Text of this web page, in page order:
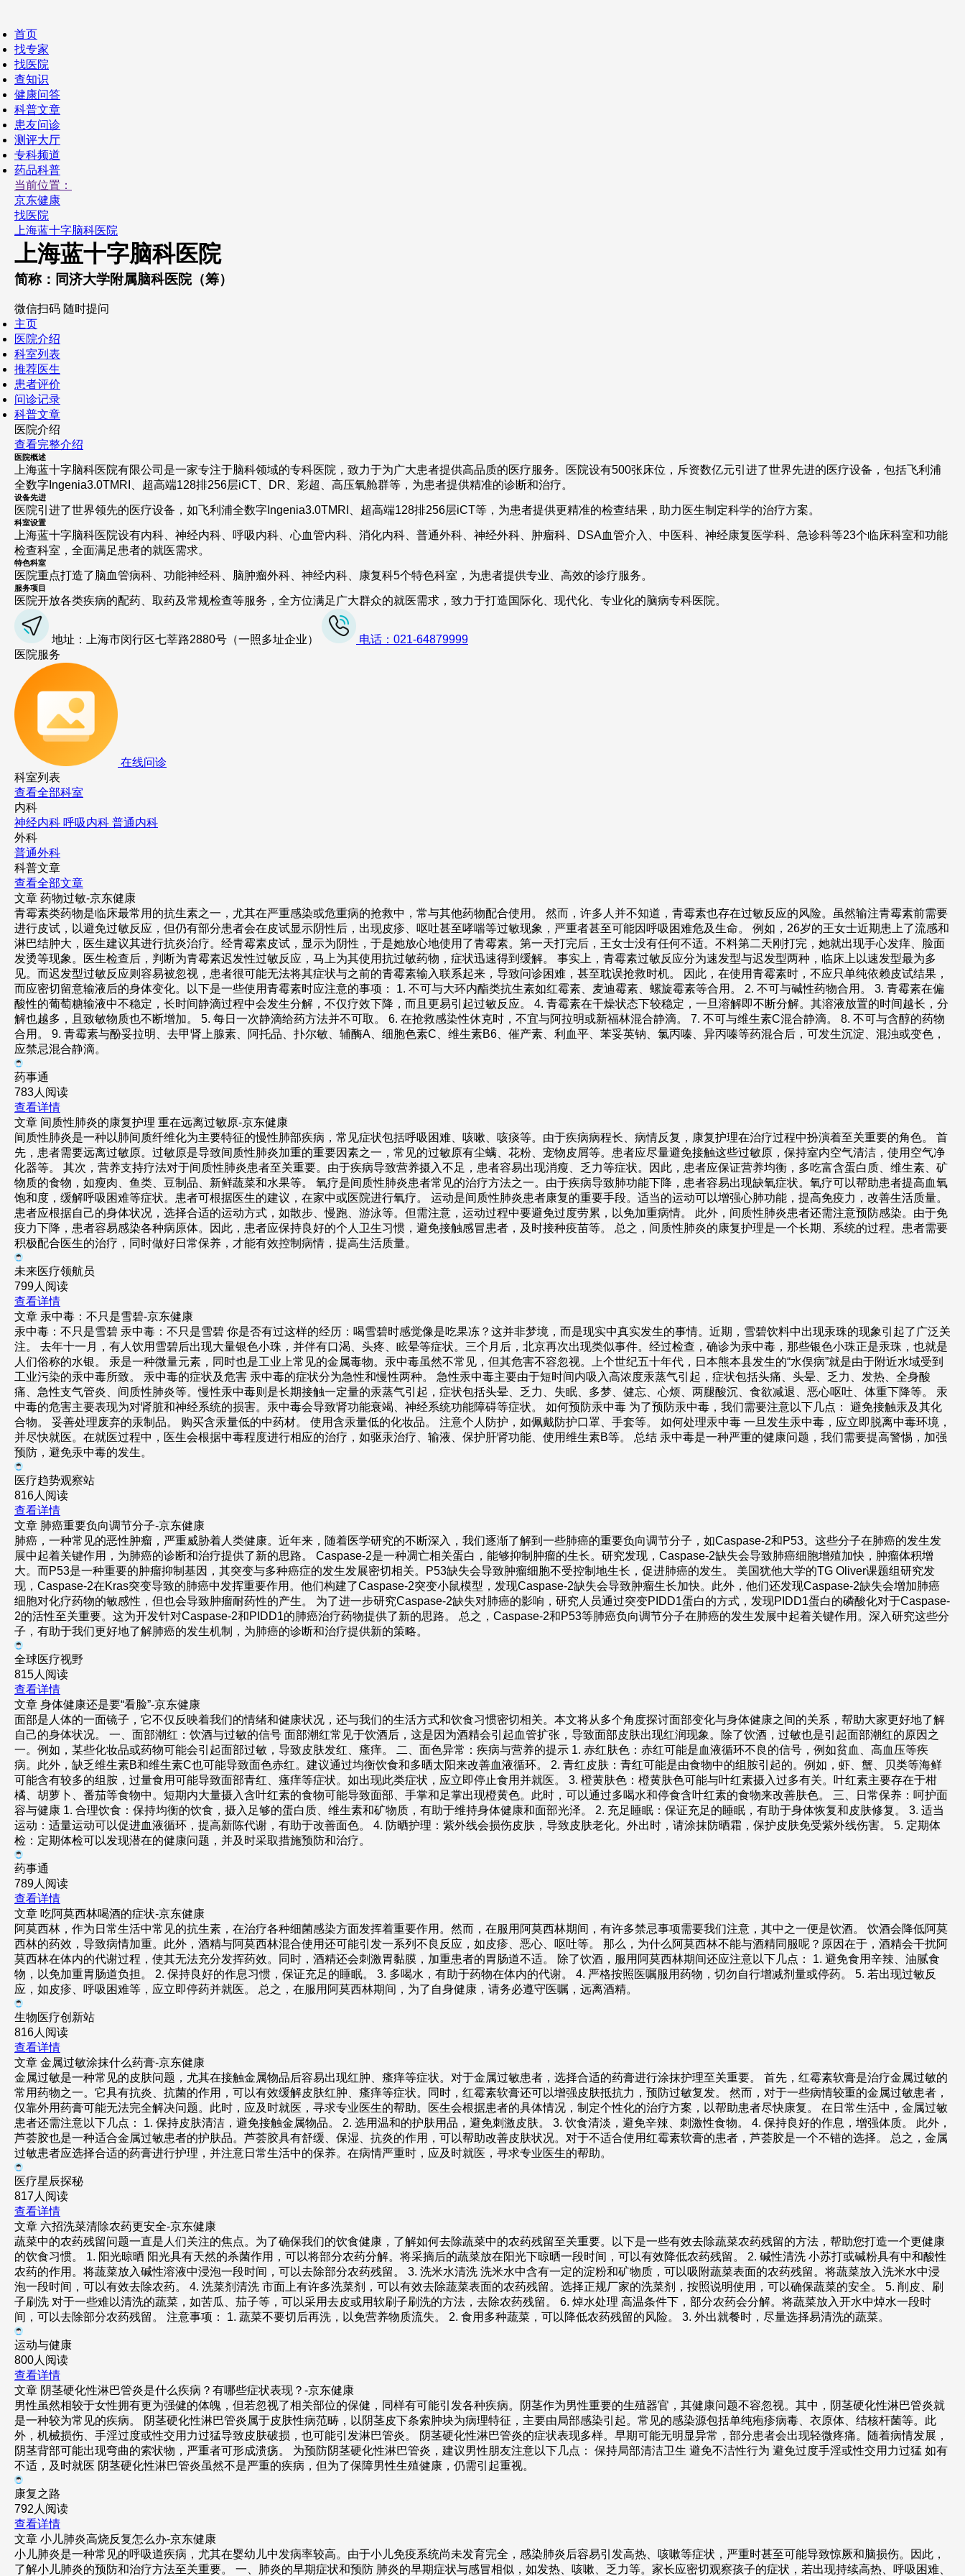
首页
找专家
找医院
查知识
健康问答
科普文章
患友问诊
测评大厅
专科频道
药品科普
当前位置：
京东健康
找医院
上海蓝十字脑科医院
上海蓝十字脑科医院
简称：同济大学附属脑科医院（筹）
微信扫码 随时提问
主页
医院介绍
科室列表
推荐医生
患者评价
问诊记录
科普文章
医院介绍
查看完整介绍
医院概述
上海蓝十字脑科医院有限公司是一家专注于脑科领域的专科医院，致力于为广大患者提供高品质的医疗服务。医院设有500张床位，斥资数亿元引进了世界先进的医疗设备，包括飞利浦
全数字Ingenia3.0TMRI、超高端128排256层iCT、DR、彩超、高压氧舱群等，为患者提供精准的诊断和治疗。
设备先进
医院引进了世界领先的医疗设备，如飞利浦全数字Ingenia3.0TMRI、超高端128排256层iCT等，为患者提供更精准的检查结果，助力医生制定科学的治疗方案。
科室设置
上海蓝十字脑科医院设有内科、神经内科、呼吸内科、心血管内科、消化内科、普通外科、神经外科、肿瘤科、DSA血管介入、中医科、神经康复医学科、急诊科等23个临床科室和功能
检查科室，全面满足患者的就医需求。
特色科室
医院重点打造了脑血管病科、功能神经科、脑肿瘤外科、神经内科、康复科5个特色科室，为患者提供专业、高效的诊疗服务。
服务项目
医院开放各类疾病的配药、取药及常规检查等服务，全方位满足广大群众的就医需求，致力于打造国际化、现代化、专业化的脑病专科医院。
地址：上海市闵行区七莘路2880号（一照多址企业）
电话：021-64879999
医院服务
在线问诊
科室列表
查看全部科室
内科
神经内科 呼吸内科 普通内科
外科
普通外科
科普文章
查看全部文章
文章 药物过敏-京东健康
青霉素类药物是临床最常用的抗生素之一，尤其在严重感染或危重病的抢救中，常与其他药物配合使用。 然而，许多人并不知道，青霉素也存在过敏反应的风险。虽然输注青霉素前需要
进行皮试，以避免过敏反应，但仍有部分患者会在皮试显示阴性后，出现皮疹、呕吐甚至哮喘等过敏现象，严重者甚至可能因呼吸困难危及生命。 例如，26岁的王女士近期患上了流感和
淋巴结肿大，医生建议其进行抗炎治疗。经青霉素皮试，显示为阴性，于是她放心地使用了青霉素。第一天打完后，王女士没有任何不适。不料第二天刚打完，她就出现手心发痒、脸面
发烫等现象。医生检查后，判断为青霉素迟发性过敏反应，马上为其使用抗过敏药物，症状迅速得到缓解。 事实上，青霉素过敏反应分为速发型与迟发型两种，临床上以速发型最为多
见。而迟发型过敏反应则容易被忽视，患者很可能无法将其症状与之前的青霉素输入联系起来，导致问诊困难，甚至耽误抢救时机。 因此，在使用青霉素时，不应只单纯依赖皮试结果，
而应密切留意输液后的身体变化。以下是一些使用青霉素时应注意的事项： 1. 不可与大环内酯类抗生素如红霉素、麦迪霉素、螺旋霉素等合用。 2. 不可与碱性药物合用。 3. 青霉素在偏
酸性的葡萄糖输液中不稳定，长时间静滴过程中会发生分解，不仅疗效下降，而且更易引起过敏反应。 4. 青霉素在干燥状态下较稳定，一旦溶解即不断分解。其溶液放置的时间越长，分
解也越多，且致敏物质也不断增加。 5. 每日一次静滴给药方法并不可取。 6. 在抢救感染性休克时，不宜与阿拉明或新福林混合静滴。 7. 不可与维生素C混合静滴。 8. 不可与含醇的药物
合用。 9. 青霉素与酚妥拉明、去甲肾上腺素、阿托品、扑尔敏、辅酶A、细胞色素C、维生素B6、催产素、利血平、苯妥英钠、氯丙嗪、异丙嗪等药混合后，可发生沉淀、混浊或变色，
应禁忌混合静滴。
药事通
783人阅读
查看详情
文章 间质性肺炎的康复护理 重在远离过敏原-京东健康
间质性肺炎是一种以肺间质纤维化为主要特征的慢性肺部疾病，常见症状包括呼吸困难、咳嗽、咳痰等。由于疾病病程长、病情反复，康复护理在治疗过程中扮演着至关重要的角色。 首
先，患者需要远离过敏原。过敏原是导致间质性肺炎加重的重要因素之一，常见的过敏原有尘螨、花粉、宠物皮屑等。患者应尽量避免接触这些过敏原，保持室内空气清洁，使用空气净
化器等。 其次，营养支持疗法对于间质性肺炎患者至关重要。由于疾病导致营养摄入不足，患者容易出现消瘦、乏力等症状。因此，患者应保证营养均衡，多吃富含蛋白质、维生素、矿
物质的食物，如瘦肉、鱼类、豆制品、新鲜蔬菜和水果等。 氧疗是间质性肺炎患者常见的治疗方法之一。由于疾病导致肺功能下降，患者容易出现缺氧症状。氧疗可以帮助患者提高血氧
饱和度，缓解呼吸困难等症状。患者可根据医生的建议，在家中或医院进行氧疗。 运动是间质性肺炎患者康复的重要手段。适当的运动可以增强心肺功能，提高免疫力，改善生活质量。
患者应根据自己的身体状况，选择合适的运动方式，如散步、慢跑、游泳等。但需注意，运动过程中要避免过度劳累，以免加重病情。 此外，间质性肺炎患者还需注意预防感染。由于免
疫力下降，患者容易感染各种病原体。因此，患者应保持良好的个人卫生习惯，避免接触感冒患者，及时接种疫苗等。 总之，间质性肺炎的康复护理是一个长期、系统的过程。患者需要
积极配合医生的治疗，同时做好日常保养，才能有效控制病情，提高生活质量。
未来医疗领航员
799人阅读
查看详情
文章 汞中毒：不只是雪碧-京东健康
汞中毒：不只是雪碧 汞中毒：不只是雪碧 你是否有过这样的经历：喝雪碧时感觉像是吃果冻？这并非梦境，而是现实中真实发生的事情。近期，雪碧饮料中出现汞珠的现象引起了广泛关
注。 去年十一月，有人饮用雪碧后出现大量银色小珠，并伴有口渴、头疼、眩晕等症状。三个月后，北京再次出现类似事件。经过检查，确诊为汞中毒，那些银色小珠正是汞珠，也就是
人们俗称的水银。 汞是一种微量元素，同时也是工业上常见的金属毒物。汞中毒虽然不常见，但其危害不容忽视。上个世纪五十年代，日本熊本县发生的“水俣病”就是由于附近水域受到
工业污染的汞中毒所致。 汞中毒的症状及危害 汞中毒的症状分为急性和慢性两种。 急性汞中毒主要由于短时间内吸入高浓度汞蒸气引起，症状包括头痛、头晕、乏力、发热、全身酸
痛、急性支气管炎、间质性肺炎等。慢性汞中毒则是长期接触一定量的汞蒸气引起，症状包括头晕、乏力、失眠、多梦、健忘、心烦、两腿酸沉、食欲减退、恶心呕吐、体重下降等。 汞
中毒的危害主要表现为对肾脏和神经系统的损害。汞中毒会导致肾功能衰竭、神经系统功能障碍等症状。 如何预防汞中毒 为了预防汞中毒，我们需要注意以下几点： 避免接触汞及其化
合物。 妥善处理废弃的汞制品。 购买含汞量低的中药材。 使用含汞量低的化妆品。 注意个人防护，如佩戴防护口罩、手套等。 如何处理汞中毒 一旦发生汞中毒，应立即脱离中毒环境，
并尽快就医。在就医过程中，医生会根据中毒程度进行相应的治疗，如驱汞治疗、输液、保护肝肾功能、使用维生素B等。 总结 汞中毒是一种严重的健康问题，我们需要提高警惕，加强
预防，避免汞中毒的发生。
医疗趋势观察站
816人阅读
查看详情
文章 肺癌重要负向调节分子-京东健康
肺癌，一种常见的恶性肿瘤，严重威胁着人类健康。近年来，随着医学研究的不断深入，我们逐渐了解到一些肺癌的重要负向调节分子，如Caspase-2和P53。这些分子在肺癌的发生发
展中起着关键作用，为肺癌的诊断和治疗提供了新的思路。 Caspase-2是一种凋亡相关蛋白，能够抑制肿瘤的生长。研究发现，Caspase-2缺失会导致肺癌细胞增殖加快，肿瘤体积增
大。而P53是一种重要的肿瘤抑制基因，其突变与多种癌症的发生发展密切相关。P53缺失会导致肿瘤细胞不受控制地生长，促进肺癌的发生。 美国犹他大学的TG Oliver课题组研究发
现，Caspase-2在Kras突变导致的肺癌中发挥重要作用。他们构建了Caspase-2突变小鼠模型，发现Caspase-2缺失会导致肿瘤生长加快。此外，他们还发现Caspase-2缺失会增加肺癌
细胞对化疗药物的敏感性，但也会导致肿瘤耐药性的产生。 为了进一步研究Caspase-2缺失对肺癌的影响，研究人员通过突变PIDD1蛋白的方式，发现PIDD1蛋白的磷酸化对于Caspase-
2的活性至关重要。这为开发针对Caspase-2和PIDD1的肺癌治疗药物提供了新的思路。 总之，Caspase-2和P53等肺癌负向调节分子在肺癌的发生发展中起着关键作用。深入研究这些分
子，有助于我们更好地了解肺癌的发生机制，为肺癌的诊断和治疗提供新的策略。
全球医疗视野
815人阅读
查看详情
文章 身体健康还是要“看脸”-京东健康
面部是人体的一面镜子，它不仅反映着我们的情绪和健康状况，还与我们的生活方式和饮食习惯密切相关。本文将从多个角度探讨面部变化与身体健康之间的关系，帮助大家更好地了解
自己的身体状况。 一、面部潮红：饮酒与过敏的信号 面部潮红常见于饮酒后，这是因为酒精会引起血管扩张，导致面部皮肤出现红润现象。除了饮酒，过敏也是引起面部潮红的原因之
一。例如，某些化妆品或药物可能会引起面部过敏，导致皮肤发红、瘙痒。 二、面色异常：疾病与营养的提示 1. 赤红肤色：赤红可能是血液循环不良的信号，例如贫血、高血压等疾
病。此外，缺乏维生素B和维生素C也可能导致面色赤红。建议通过均衡饮食和多晒太阳来改善血液循环。 2. 青红皮肤：青红可能是由食物中的组胺引起的。例如，虾、蟹、贝类等海鲜
可能含有较多的组胺，过量食用可能导致面部青红、瘙痒等症状。如出现此类症状，应立即停止食用并就医。 3. 橙黄肤色：橙黄肤色可能与叶红素摄入过多有关。叶红素主要存在于柑
橘、胡萝卜、番茄等食物中。短期内大量摄入含叶红素的食物可能导致面部、手掌和足掌出现橙黄色。此时，可以通过多喝水和停食含叶红素的食物来改善肤色。 三、日常保养：呵护面
容与健康 1. 合理饮食：保持均衡的饮食，摄入足够的蛋白质、维生素和矿物质，有助于维持身体健康和面部光泽。 2. 充足睡眠：保证充足的睡眠，有助于身体恢复和皮肤修复。 3. 适当
运动：适量运动可以促进血液循环，提高新陈代谢，有助于改善面色。 4. 防晒护理：紫外线会损伤皮肤，导致皮肤老化。外出时，请涂抹防晒霜，保护皮肤免受紫外线伤害。 5. 定期体
检：定期体检可以发现潜在的健康问题，并及时采取措施预防和治疗。
药事通
789人阅读
查看详情
文章 吃阿莫西林喝酒的症状-京东健康
阿莫西林，作为日常生活中常见的抗生素，在治疗各种细菌感染方面发挥着重要作用。然而，在服用阿莫西林期间，有许多禁忌事项需要我们注意，其中之一便是饮酒。 饮酒会降低阿莫
西林的药效，导致病情加重。此外，酒精与阿莫西林混合使用还可能引发一系列不良反应，如皮疹、恶心、呕吐等。 那么，为什么阿莫西林不能与酒精同服呢？原因在于，酒精会干扰阿
莫西林在体内的代谢过程，使其无法充分发挥药效。同时，酒精还会刺激胃黏膜，加重患者的胃肠道不适。 除了饮酒，服用阿莫西林期间还应注意以下几点： 1. 避免食用辛辣、油腻食
物，以免加重胃肠道负担。 2. 保持良好的作息习惯，保证充足的睡眠。 3. 多喝水，有助于药物在体内的代谢。 4. 严格按照医嘱服用药物，切勿自行增减剂量或停药。 5. 若出现过敏反
应，如皮疹、呼吸困难等，应立即停药并就医。 总之，在服用阿莫西林期间，为了自身健康，请务必遵守医嘱，远离酒精。
生物医疗创新站
816人阅读
查看详情
文章 金属过敏涂抹什么药膏-京东健康
金属过敏是一种常见的皮肤问题，尤其在接触金属物品后容易出现红肿、瘙痒等症状。对于金属过敏患者，选择合适的药膏进行涂抹护理至关重要。 首先，红霉素软膏是治疗金属过敏的
常用药物之一。它具有抗炎、抗菌的作用，可以有效缓解皮肤红肿、瘙痒等症状。同时，红霉素软膏还可以增强皮肤抵抗力，预防过敏复发。 然而，对于一些病情较重的金属过敏患者，
仅靠外用药膏可能无法完全解决问题。此时，应及时就医，寻求专业医生的帮助。医生会根据患者的具体情况，制定个性化的治疗方案，以帮助患者尽快康复。 在日常生活中，金属过敏
患者还需注意以下几点： 1. 保持皮肤清洁，避免接触金属物品。 2. 选用温和的护肤用品，避免刺激皮肤。 3. 饮食清淡，避免辛辣、刺激性食物。 4. 保持良好的作息，增强体质。 此外，
芦荟胶也是一种适合金属过敏患者的护肤品。芦荟胶具有舒缓、保湿、抗炎的作用，可以帮助改善皮肤状况。对于不适合使用红霉素软膏的患者，芦荟胶是一个不错的选择。 总之，金属
过敏患者应选择合适的药膏进行护理，并注意日常生活中的保养。在病情严重时，应及时就医，寻求专业医生的帮助。
医疗星辰探秘
817人阅读
查看详情
文章 六招洗菜清除农药更安全-京东健康
蔬菜中的农药残留问题一直是人们关注的焦点。为了确保我们的饮食健康，了解如何去除蔬菜中的农药残留至关重要。以下是一些有效去除蔬菜农药残留的方法，帮助您打造一个更健康
的饮食习惯。 1. 阳光晾晒 阳光具有天然的杀菌作用，可以将部分农药分解。将采摘后的蔬菜放在阳光下晾晒一段时间，可以有效降低农药残留。 2. 碱性清洗 小苏打或碱粉具有中和酸性
农药的作用。将蔬菜放入碱性溶液中浸泡一段时间，可以去除部分农药残留。 3. 洗米水清洗 洗米水中含有一定的淀粉和矿物质，可以吸附蔬菜表面的农药残留。将蔬菜放入洗米水中浸
泡一段时间，可以有效去除农药。 4. 洗菜剂清洗 市面上有许多洗菜剂，可以有效去除蔬菜表面的农药残留。选择正规厂家的洗菜剂，按照说明使用，可以确保蔬菜的安全。 5. 削皮、刷
子刷洗 对于一些难以清洗的蔬菜，如苦瓜、茄子等，可以采用去皮或用软刷子刷洗的方法，去除农药残留。 6. 焯水处理 高温条件下，部分农药会分解。将蔬菜放入开水中焯水一段时
间，可以去除部分农药残留。 注意事项： 1. 蔬菜不要切后再洗，以免营养物质流失。 2. 食用多种蔬菜，可以降低农药残留的风险。 3. 外出就餐时，尽量选择易清洗的蔬菜。
运动与健康
800人阅读
查看详情
文章 阴茎硬化性淋巴管炎是什么疾病？有哪些症状表现？-京东健康
男性虽然相较于女性拥有更为强健的体魄，但若忽视了相关部位的保健，同样有可能引发各种疾病。阴茎作为男性重要的生殖器官，其健康问题不容忽视。其中，阴茎硬化性淋巴管炎就
是一种较为常见的疾病。 阴茎硬化性淋巴管炎属于皮肤性病范畴，以阴茎皮下条索肿块为病理特征，主要由局部感染引起。常见的感染源包括单纯疱疹病毒、衣原体、结核杆菌等。此
外，机械损伤、手淫过度或性交用力过猛导致皮肤破损，也可能引发淋巴管炎。 阴茎硬化性淋巴管炎的症状表现多样。早期可能无明显异常，部分患者会出现轻微疼痛。随着病情发展，
阴茎背部可能出现弯曲的索状物，严重者可形成溃疡。 为预防阴茎硬化性淋巴管炎，建议男性朋友注意以下几点： 保持局部清洁卫生 避免不洁性行为 避免过度手淫或性交用力过猛 如有
不适，及时就医 阴茎硬化性淋巴管炎虽然不是严重的疾病，但为了保障男性生殖健康，仍需引起重视。
康复之路
792人阅读
查看详情
文章 小儿肺炎高烧反复怎么办-京东健康
小儿肺炎是一种常见的呼吸道疾病，尤其在婴幼儿中发病率较高。由于小儿免疫系统尚未发育完全，感染肺炎后容易引发高热、咳嗽等症状，严重时甚至可能导致惊厥和脑损伤。因此，
了解小儿肺炎的预防和治疗方法至关重要。 一、肺炎的早期症状和预防 肺炎的早期症状与感冒相似，如发热、咳嗽、乏力等。家长应密切观察孩子的症状，若出现持续高热、呼吸困难、